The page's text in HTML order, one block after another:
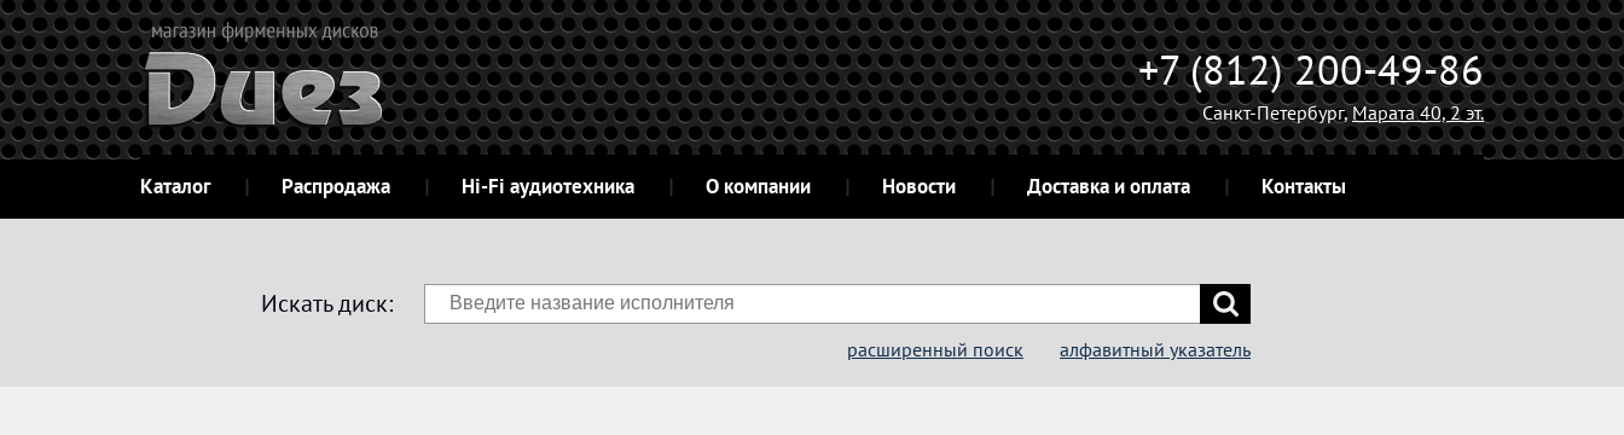
+7 (812) 200-49-86
Санкт-Петербург,Марата 40, 2 эт.
Каталог Распродажа Hi-Fi аудиотехника О компании Новости Доставка и оплата Контакты
Искать диск:
расширенный поиск алфавитный указатель